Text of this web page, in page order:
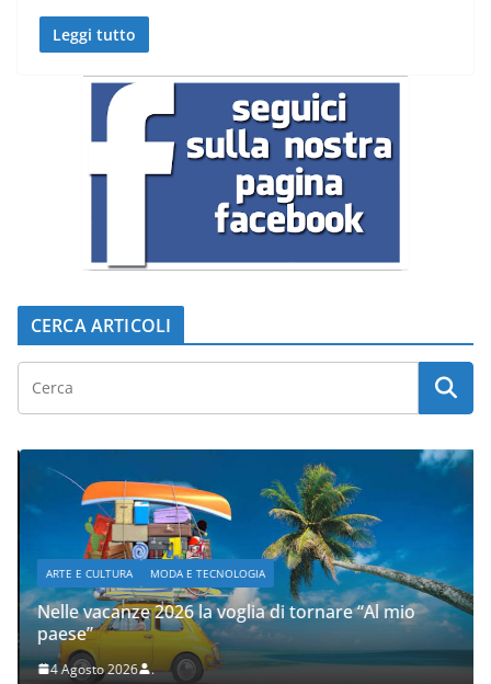
Leggi tutto
CERCA ARTICOLI
ARTE E CULTURA MODA E TECNOLOGIA
Nelle vacanze 2026 la voglia di tornare “Al mio
paese”
4 Agosto 2026 .